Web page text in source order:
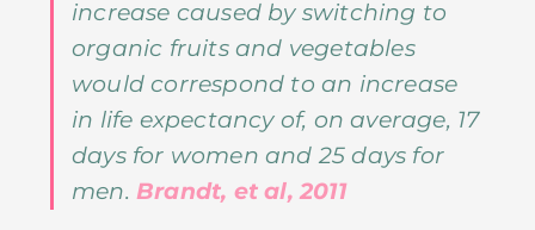
increase caused by switching to
organic fruits and vegetables
would correspond to an increase
in life expectancy of, on average, 17
days for women and 25 days for
men. Brandt, et al, 2011